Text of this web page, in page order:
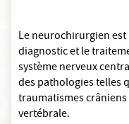
Le neurochirurgien
diagnostic et le
système nerveux
des pathologies telles
traumatismes
vertébrale.